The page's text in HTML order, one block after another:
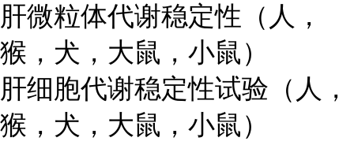
肝微粒体代谢稳定性（人，
猴，犬，大鼠，小鼠）
肝细胞代谢稳定性试验（人，
猴，犬，大鼠，小鼠）